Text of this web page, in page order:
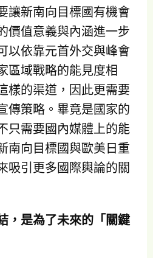
讓新南向目標國有機會
價值意義與內涵進一步
以依靠元首外交與峰會
區域戰略的能見度相
樣的渠道，因此更需要
傳策略。畢竟是國家的
只需要國內媒體上的能
南向目標國與歐美日重
吸引更多國際輿論的關
，是為了未來的「關鍵